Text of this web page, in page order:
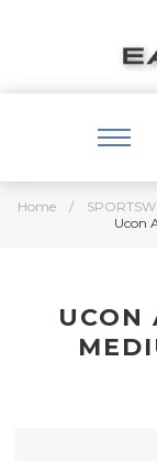
Home /
Ucon
UCON